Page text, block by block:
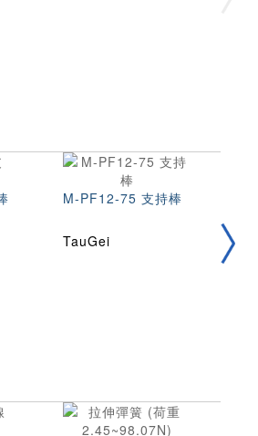
M-PF12-75 支持棒
TauGei